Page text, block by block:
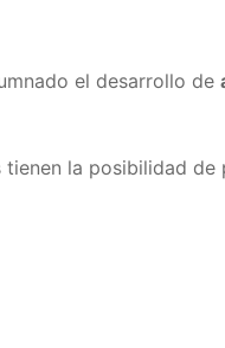
el desarrollo de
tienen la posibilidad